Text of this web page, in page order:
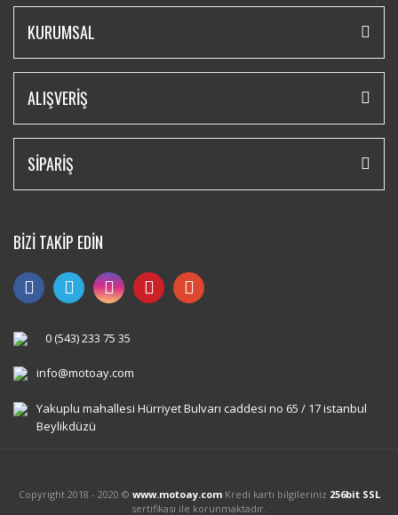
KURUMSAL
ALIŞVERİŞ
SİPARİŞ
BİZİ TAKİP EDİN
0 (543) 233 75 35
info@motoay.com
Yakuplu mahallesi Hürriyet Bulvarı caddesi no 65 / 17 istanbul
Beylikdüzü
Copyright 2018 - 2020 © www.motoay.comKredi kartı bilgileriniz 256bit SSL
sertifikası ile korunmaktadır.